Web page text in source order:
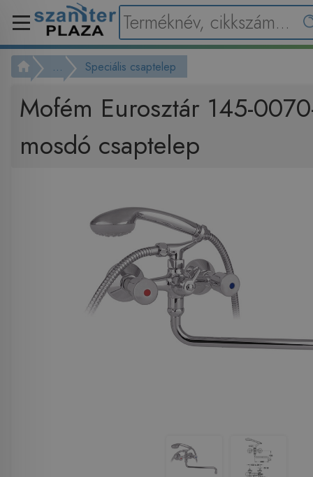
... Speciális csaptelep
Mofém Eurosztár 145-
mosdó csaptelep